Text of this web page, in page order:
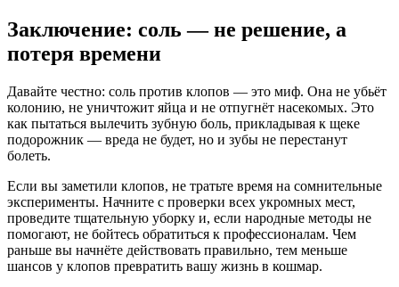
Заключение: соль — не решение, а
потеря времени
Давайте честно: соль против клопов — это миф. Она не убьёт
колонию, не уничтожит яйца и не отпугнёт насекомых. Это
как пытаться вылечить зубную боль, прикладывая к щеке
подорожник — вреда не будет, но и зубы не перестанут
болеть.
Если вы заметили клопов, не тратьте время на сомнительные
эксперименты. Начните с проверки всех укромных мест,
проведите тщательную уборку и, если народные методы не
помогают, не бойтесь обратиться к профессионалам. Чем
раньше вы начнёте действовать правильно, тем меньше
шансов у клопов превратить вашу жизнь в кошмар.